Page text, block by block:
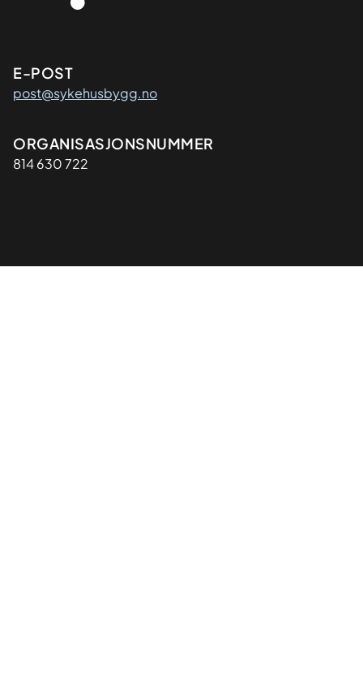
Kontaktinformasjon
E-POST
post@sykehusbygg.no
Organisasjon
ORGANISASJONSNUMMER
814 630 722